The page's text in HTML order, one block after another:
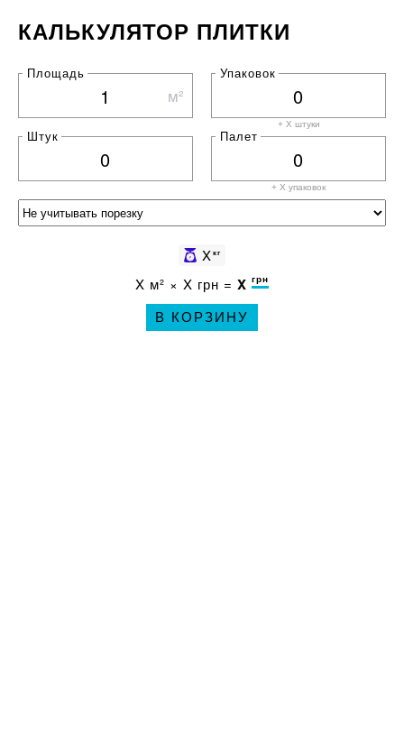
КАЛЬКУЛЯТОР ПЛИТКИ
Площадь
м²
Упаковок
+ X штуки
Штук Палет
+ X упаковок
Xкг
X м² × X грн = X грн
В КОРЗИНУ